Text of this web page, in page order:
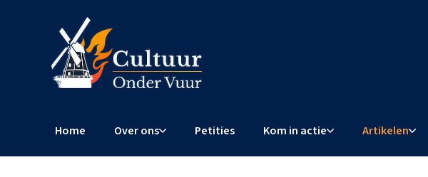
Home Over ons Petities Kom in actie Artikelen